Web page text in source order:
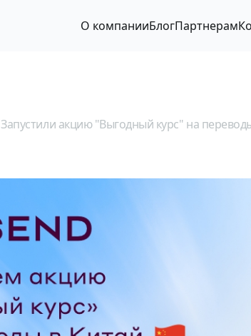
О компанииБлогПартнерам
Запустили акцию "Выгодный курс" на